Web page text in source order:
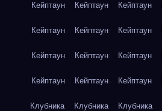
Кейптаун Кейптаун Кейптаун
Кейптаун Кейптаун Кейптаун
Кейптаун Кейптаун Кейптаун
Кейптаун Кейптаун Кейптаун
Клубника Клубника Клубника